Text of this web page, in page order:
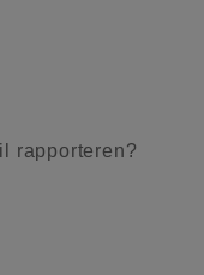
rapporteren?